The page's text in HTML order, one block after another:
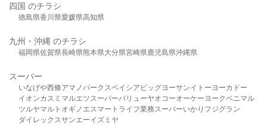
四国 のチラシ
徳島県香川県愛媛県高知県
九州・沖縄 のチラシ
福岡県佐賀県長崎県熊本県大分県宮崎県鹿児島県沖縄県
スーパー
いなげや西條アマノパークスベイシア ビッグヨーサンイトーヨーカドー
イオンカスミ マルエツスーパーバリューヤオコーオーケー ヨークベニマル
ツルヤマルト オギノ エスマート ライフ業務スーパーいかり フジグラン
ダイレックスサンエーイズミヤ